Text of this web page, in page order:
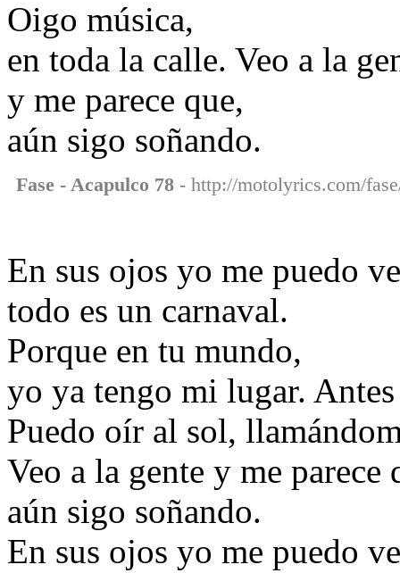
Oigo música,
en toda la calle. Veo a la
y me parece que,
aún sigo soñando.
Fase - Acapulco 78 - http://motolyrics.com/
En sus ojos yo me puedo
todo es un carnaval.
Porque en tu mundo,
yo ya tengo mi lugar.
Puedo oír al sol,
Veo a la gente y me parece
aún sigo soñando.
En sus ojos yo me puedo